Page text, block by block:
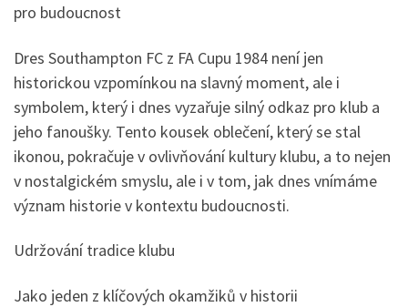
pro budoucnost
Dres Southampton FC z FA Cupu 1984 není jen
historickou vzpomínkou na slavný moment, ale i
symbolem, který i dnes vyzařuje silný odkaz pro klub a
jeho fanoušky. Tento kousek oblečení, který se stal
ikonou, pokračuje v ovlivňování kultury klubu, a to nejen
v nostalgickém smyslu, ale i v tom, jak dnes vnímáme
význam historie v kontextu budoucnosti.
Udržování tradice klubu
Jako jeden z klíčových okamžiků v historii